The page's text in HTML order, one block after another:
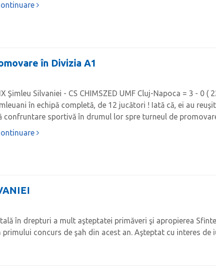
în Divizia A1
Şimleu Silvaniei - CS CHIMSZED UMF Cluj-Napoca = 3 - 0
în echipă completă, de 12 jucători ! Iată că, ei au
confruntare sportivă în drumul lor spre turneul de
în drepturi a mult aşteptatei primăveri şi apropierea
primului concurs de şah din acest an. Aşteptat cu interes